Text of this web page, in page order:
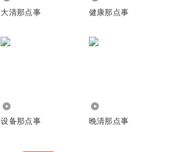
大清那点事 健康那点事
设备那点事 晚清那点事